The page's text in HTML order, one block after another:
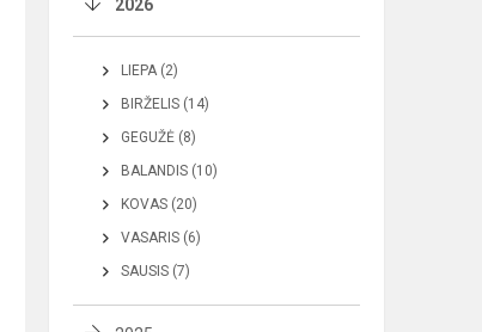
2026
LIEPA (2)
BIRŽELIS (14)
GEGUŽĖ (8)
BALANDIS (10)
KOVAS (20)
VASARIS (6)
SAUSIS (7)